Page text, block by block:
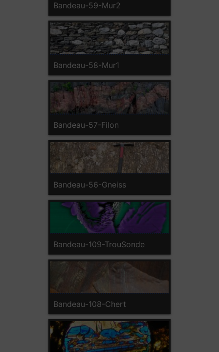
Bandeau-59-Mur2
Bandeau-58-Mur1
Bandeau-57-Filon
Bandeau-56-Gneiss
Bandeau-109-TrouSonde
Bandeau-108-Chert